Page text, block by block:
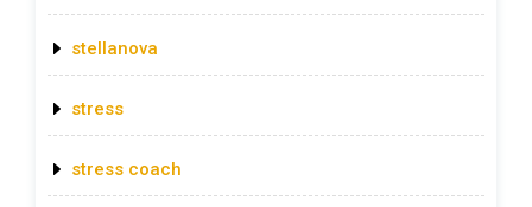
stellanova
stress
stress coach